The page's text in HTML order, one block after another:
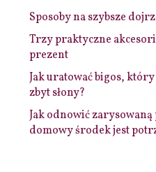
Sposoby na szybsze
Trzy praktyczne
prezent
Jak uratować bigos,
zbyt słony?
Jak odnowić
domowy środek jest